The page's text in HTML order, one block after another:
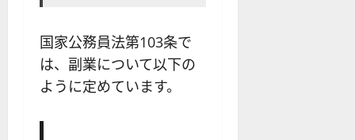
国家公務員法第103条で
は、副業について以下の
ように定めています。